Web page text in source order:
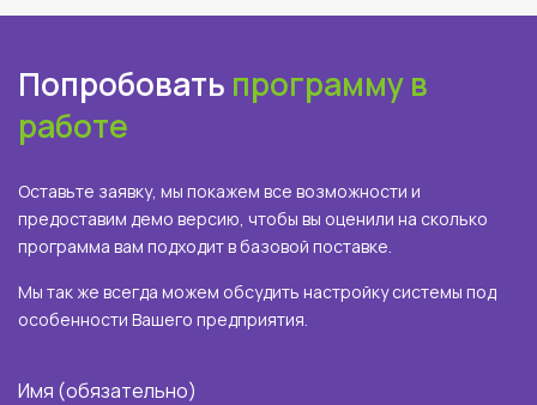
Попробовать программу в
работе
Оставьте заявку, мы покажем все возможности и
предоставим демо версию, чтобы вы оценили на сколько
программа вам подходит в базовой поставке.
Мы так же всегда можем обсудить настройку системы под
особенности Вашего предприятия.
Имя (обязательно)